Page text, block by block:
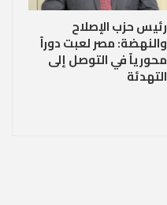
رئيس حزب الإصلاح
والنهضة: مصر لعبت دوراً
محورياً في التوصل إلى
التهدئة